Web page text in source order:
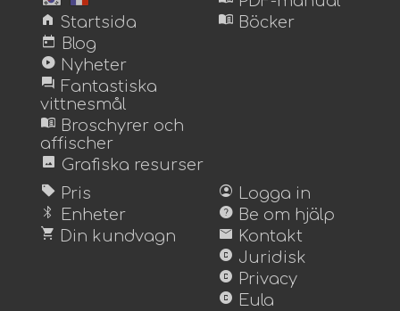
home Startsida
today Blog
play_circle Nyheter
forum Fantastiska
vittnesmål
menu_book Broschyrer och
affischer
image Grafiska resurser
menu_book Böcker
sell Pris
bluetooth Enheter
shopping_cart Din kundvagn
account_circle Logga in
help Be om hjälp
mail Kontakt
copyright Juridisk
copyright Privacy
copyright Eula